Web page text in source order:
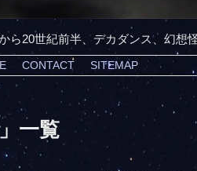
ら20世紀前半、デカダンス、幻想
CONTACT SITEMAP
一覧